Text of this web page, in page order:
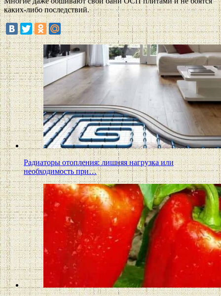
каких-либо последствий.
Радиаторы отопления: лишняя нагрузка или
необходимость при…